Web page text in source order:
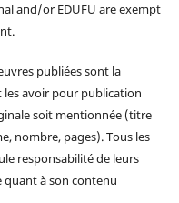
and/or EDUFU are exempt
publiées sont la
avoir pour publication
soit mentionnée (titre
nombre, pages). Tous les
responsabilité de leurs
quant à son contenu